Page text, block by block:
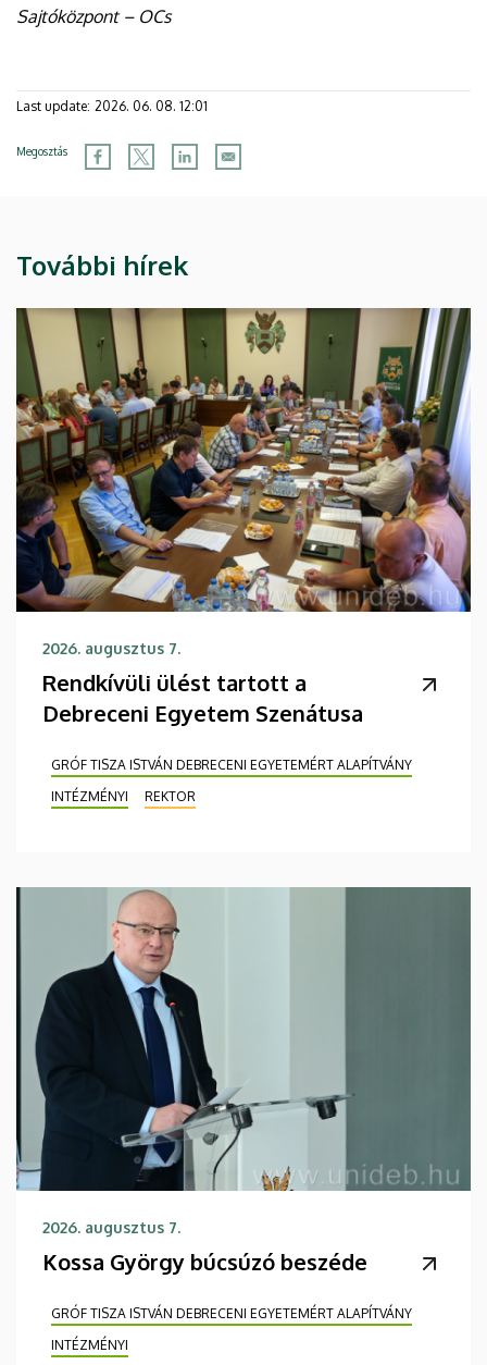
Sajtóközpont – OCs
Last update: 2026. 06. 08. 12:01
Megosztás
További hírek
2026. augusztus 7.
Rendkívüli ülést tartott a
Debreceni Egyetem Szenátusa
GRÓF TISZA ISTVÁN DEBRECENI EGYETEMÉRT ALAPÍTVÁNY
INTÉZMÉNYI
REKTOR
2026. augusztus 7.
Kossa György búcsúzó beszéde
GRÓF TISZA ISTVÁN DEBRECENI EGYETEMÉRT ALAPÍTVÁNY
INTÉZMÉNYI